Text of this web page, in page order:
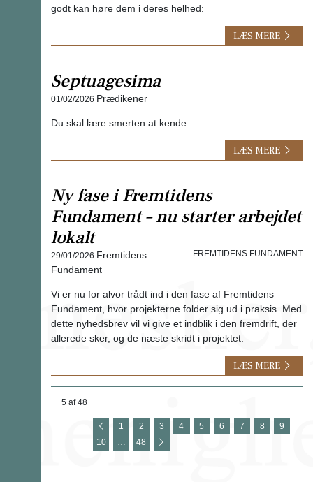
godt kan høre dem i deres helhed:
LÆS MERE
Septuagesima
01/02/2026 Prædikener
Du skal lære smerten at kende
LÆS MERE
Ny fase i Fremtidens
Fundament – nu starter arbejdet
lokalt
29/01/2026 FREMTIDENS FUNDAMENT
Fremtidens
Fundament
Vi er nu for alvor trådt ind i den fase af Fremtidens
Fundament, hvor projekterne folder sig ud i praksis. Med
dette nyhedsbrev vil vi give et indblik i den fremdrift, der
allerede sker, og de næste skridt i projektet.
LÆS MERE
5 af 48
1 2 3 4 5 6 7 8
9
10
48